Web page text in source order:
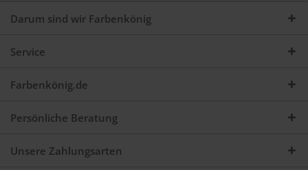
Darum sind wir Farbenkönig
Service
Farbenkönig.de
Persönliche Beratung
Unsere Zahlungsarten